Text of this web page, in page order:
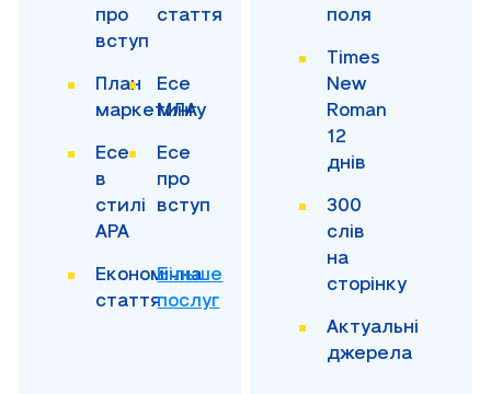
про
вступ
стаття
План
маркетингу
Есе
МЛА
Есе
в
стилі
APA
Есе
про
вступ
Економічна
стаття
Більше
послуг
поля
Times
New
Roman
12
днів
300
слів
на
сторінку
Актуальні
джерела